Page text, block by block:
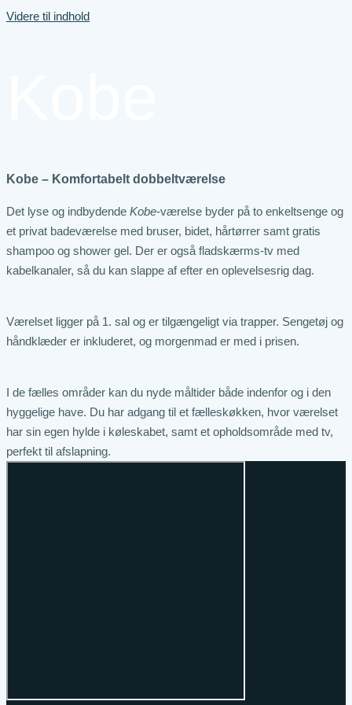
Videre til indhold
Kobe – Komfortabelt dobbeltværelse
Det lyse og indbydende Kobe-værelse byder på to enkeltsenge og
et privat badeværelse med bruser, bidet, hårtørrer samt gratis
shampoo og shower gel. Der er også fladskærms-tv med
kabelkanaler, så du kan slappe af efter en oplevelsesrig dag.
Værelset ligger på 1. sal og er tilgængeligt via trapper. Sengetøj og
håndklæder er inkluderet, og morgenmad er med i prisen.
I de fælles områder kan du nyde måltider både indenfor og i den
hyggelige have. Du har adgang til et fælleskøkken, hvor værelset
har sin egen hylde i køleskabet, samt et opholdsområde med tv,
perfekt til afslapning.